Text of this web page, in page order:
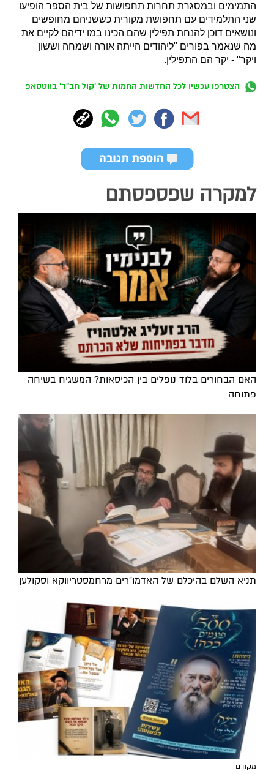
התמימים ובמסגרת תחרות תחפושות של בית הספר הופיעו
שני התלמידים עם תחפושת מקורית כששניהם מחופשים
ונושאים דוכן להנחת תפילין שהם הכינו במו ידיהם לקיים את
מה שנאמר בפורים "ליהודים הייתה אורה ושמחה וששון
ויקר" - יקר הם התפילין.
הצטרפו עכשיו לכל החדשות החמות של 'קול חב"ד' בווטסאפ
למקרה שפספסתם
האם הבחורים בלוד נופלים בין הכיסאות? המשגיח בשיחה
פתוחה
תניא השלם בהיכלם של האדמו"רים מרחמסטריווקא וסקולען
מקודם